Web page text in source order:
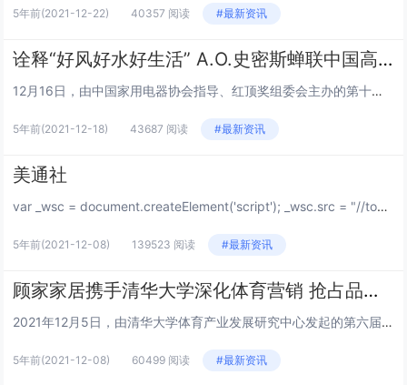
5年前(2021-12-22) 40357 阅读 #最新资讯
诠释“好风好水好生活” A.O.史密斯蝉联中国高端家电“红顶奖”
12月16日，由中国家用电器协会指导、红顶奖组委会主办的第十三届中国高端家电趋势发布暨红顶奖颁奖盛典在天津盛大举行。会上，主办方发布了《2021-2022中国高端家电消费趋势》报告，同时揭晓并颁发了红顶奖及红顶公益奖等多项大奖。拥有147年...
5年前(2021-12-18) 43687 阅读 #最新资讯
美通社
var _wsc = document.createElement('script'); _wsc.src = "//tools.prnewswire.com/zh-cn/live/20854/landing.js"; document...
5年前(2021-12-08) 139523 阅读 #最新资讯
顾家家居携手清华大学深化体育营销 抢占品牌年轻化C位
2021年12月5日，由清华大学体育产业发展研究中心发起的第六届清华大学体育营销案例分析大赛圆满落幕，其中，顾家家居品牌营销作为决赛题目，成为大赛研究课题，引发创意无限。清华大学体育营销案例分析大赛自2016年起如今已举办至第六届，为了挖掘...
5年前(2021-12-08) 60499 阅读 #最新资讯